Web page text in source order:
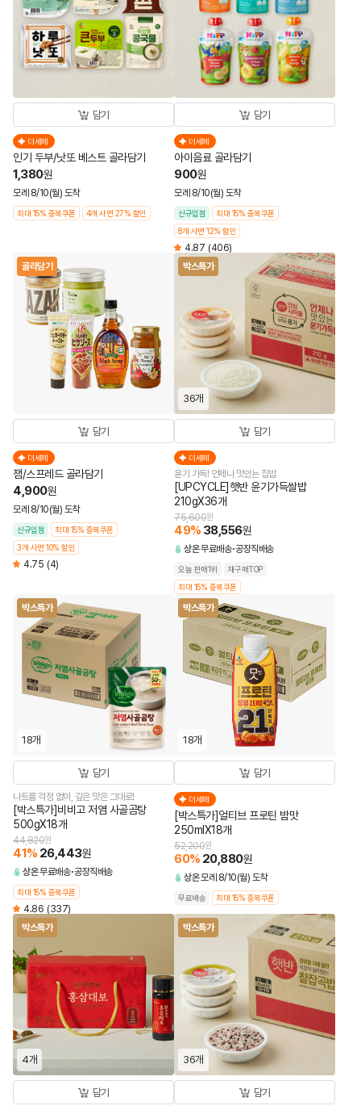
담기
더세페
인기 두부/낫또 베스트 골라담기
1,380원
모레 8/10(월) 도착
최대 15% 중복쿠폰 4개 사면 27% 할인
담기
더세페
아이음료 골라담기
900원
모레 8/10(월) 도착
신규입점
최대 15% 중복쿠폰
8개 사면 12% 할인
4.87 (406)
골라담기
담기
더세페
잼/스프레드 골라담기
4,900원
모레 8/10(월) 도착
신규입점
최대 15% 중복쿠폰
3개 사면 10% 할인
4.75 (4)
박스특가
36개
담기
더세페
윤기 가득! 언제나 맛있는 집밥
[UPCYCLE]햇반 윤기가득쌀밥
210gX36개
75,600원
49% 38,556원
상온무료배송 공장직배송
오늘 판매1위
재구매TOP
최대 15% 중복쿠폰
박스특가
18개
담기
나트륨 걱정 없이, 깊은 맛은 그대로!
[박스특가]비비고 저염 사골곰탕
500gX18개
44,820원
41% 26,443원
상온무료배송 공장직배송
최대 15% 중복쿠폰
4.86 (337)
박스특가
18개
담기
더세페
[박스특가]얼티브 프로틴 밤맛
250mlX18개
52,200원
60% 20,880원
상온모레 8/10(월) 도착
무료배송 최대 15% 중복쿠폰
박스특가
4개
담기
박스특가
36개
담기